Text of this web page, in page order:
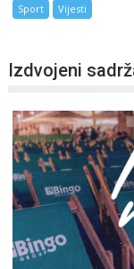
Sport Vijesti
Izdvojeni